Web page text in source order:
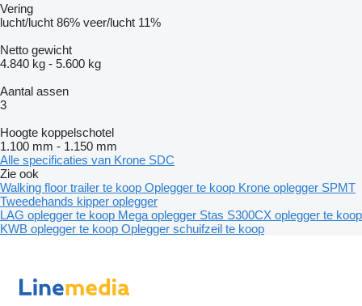
Vering
lucht/lucht 86% veer/lucht 11%
Netto gewicht
4.840 kg - 5.600 kg
Aantal assen
3
Hoogte koppelschotel
1.100 mm - 1.150 mm
Alle specificaties van Krone SDC
Zie ook
Walking floor trailer te koop Oplegger te koop Krone oplegger SPMT
Tweedehands kipper oplegger
LAG oplegger te koop Mega oplegger Stas S300CX oplegger te koop
KWB oplegger te koop Oplegger schuifzeil te koop